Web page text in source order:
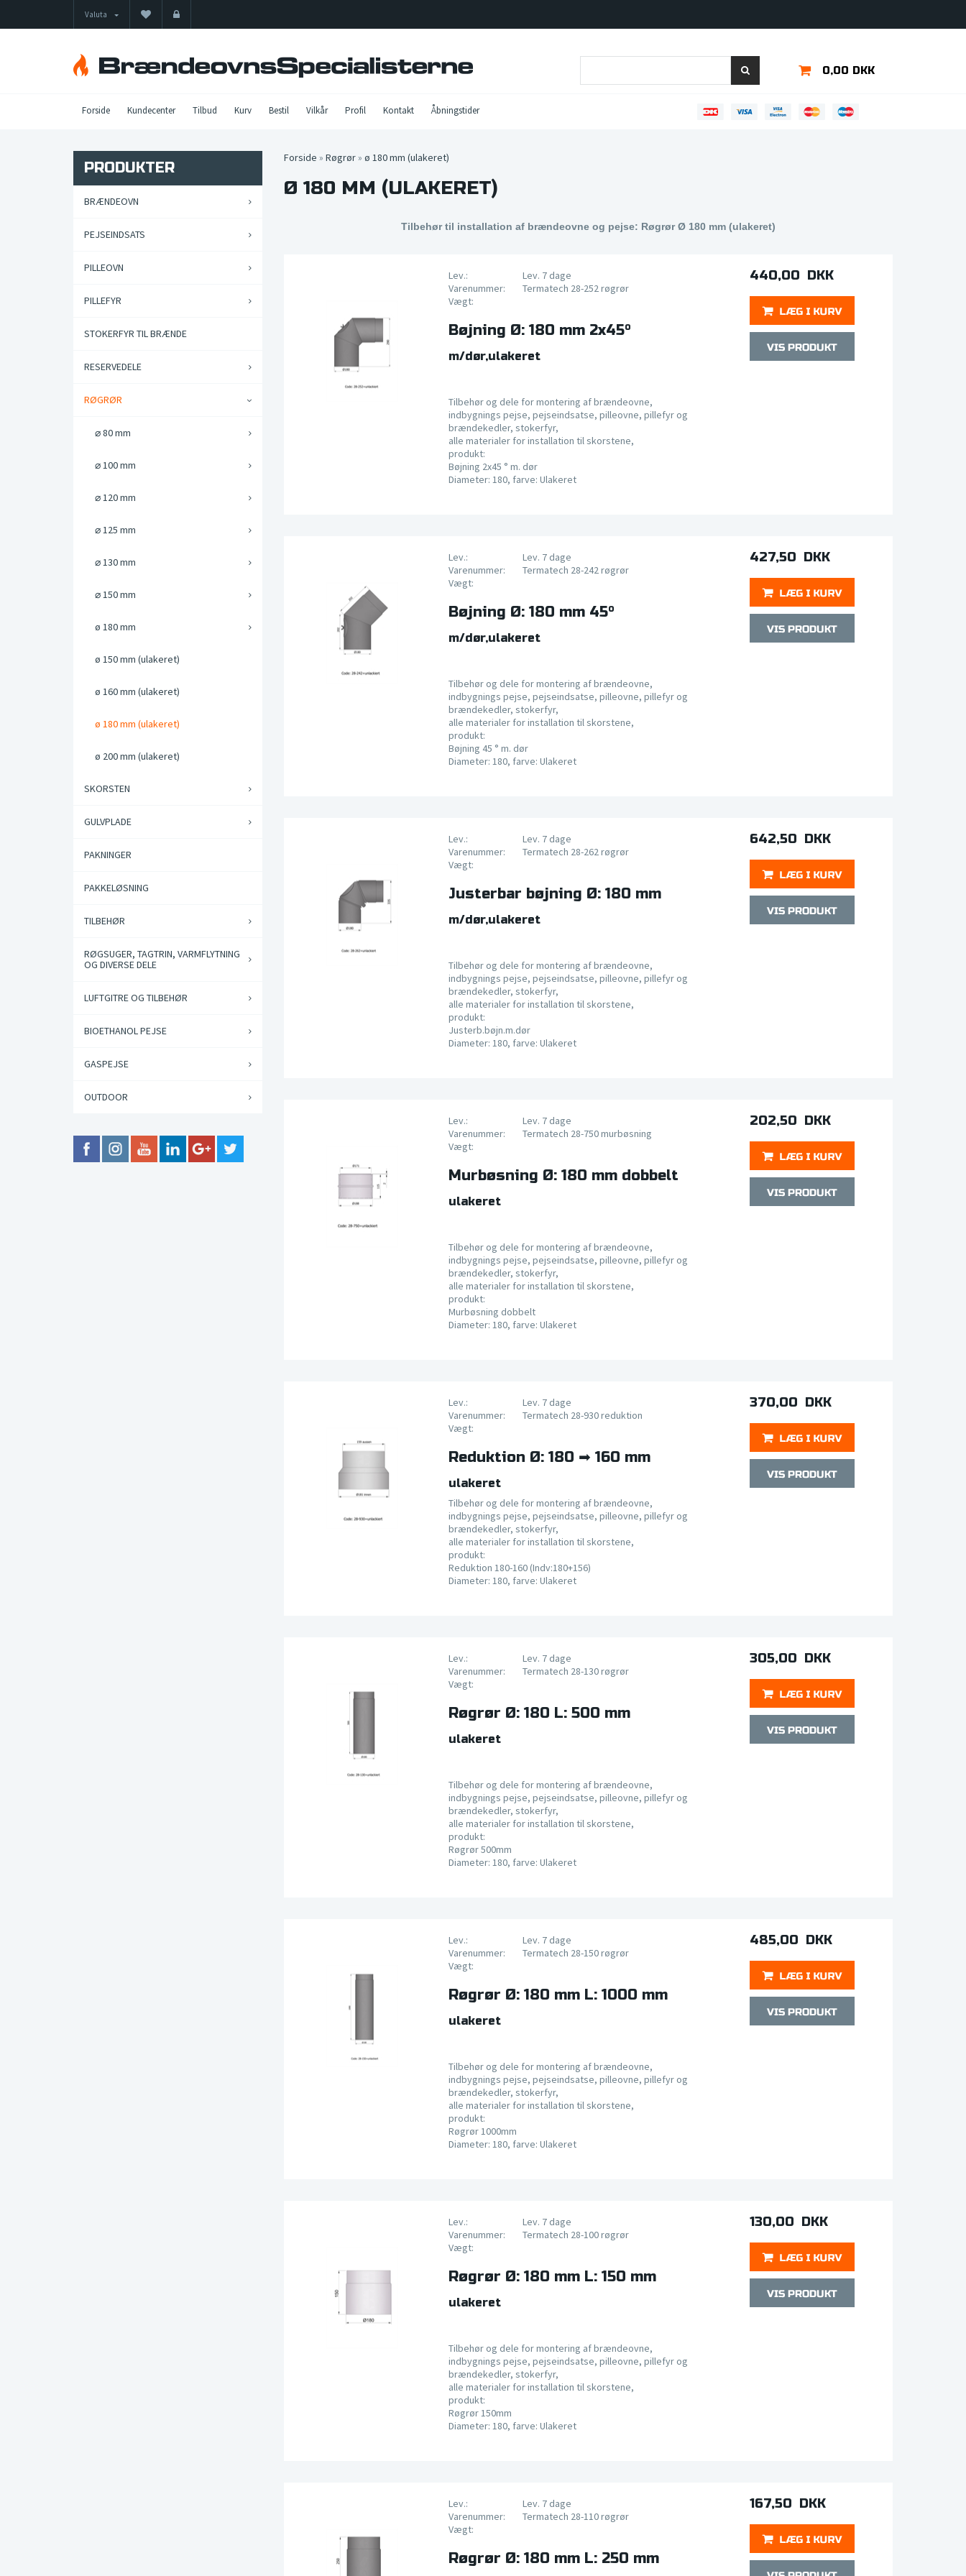
Valuta
0,00 DKK
Forside Kundecenter Tilbud Kurv Bestil Vilkår Profil Kontakt Åbningstider
Forside » Røgrør» ø 180 mm (ulakeret)
Ø 180 MM (ULAKERET)
Tilbehør til installation af brændeovne og pejse: Røgrør Ø 180 mm (ulakeret)
Lev.:
Lev. 7 dage
Varenummer:
Termatech 28-252 røgrør
Vægt:
Bøjning Ø: 180 mm 2x45°
m/dør,ulakeret
Tilbehør og dele for montering af brændeovne,
indbygnings pejse, pejseindsatse, pilleovne, pillefyr og
brændekedler, stokerfyr,
alle materialer for installation til skorstene,
produkt:
Bøjning 2x45 ° m. dør
Diameter: 180, farve: Ulakeret
440,00 DKK
Lev.:
Lev. 7 dage
Varenummer:
Termatech 28-242 røgrør
Vægt:
Bøjning Ø: 180 mm 45°
m/dør,ulakeret
Tilbehør og dele for montering af brændeovne,
indbygnings pejse, pejseindsatse, pilleovne, pillefyr og
brændekedler, stokerfyr,
alle materialer for installation til skorstene,
produkt:
Bøjning 45 ° m. dør
Diameter: 180, farve: Ulakeret
427,50 DKK
Lev.:
Lev. 7 dage
Varenummer:
Termatech 28-262 røgrør
Vægt:
Justerbar bøjning Ø: 180 mm
m/dør,ulakeret
Tilbehør og dele for montering af brændeovne,
indbygnings pejse, pejseindsatse, pilleovne, pillefyr og
brændekedler, stokerfyr,
alle materialer for installation til skorstene,
produkt:
Justerb.bøjn.m.dør
Diameter: 180, farve: Ulakeret
642,50 DKK
Lev.:
Lev. 7 dage
Varenummer:
Termatech 28-750 murbøsning
Vægt:
Murbøsning Ø: 180 mm dobbelt
ulakeret
Tilbehør og dele for montering af brændeovne,
indbygnings pejse, pejseindsatse, pilleovne, pillefyr og
brændekedler, stokerfyr,
alle materialer for installation til skorstene,
produkt:
Murbøsning dobbelt
Diameter: 180, farve: Ulakeret
202,50 DKK
Lev.:
Lev. 7 dage
Varenummer:
Termatech 28-930 reduktion
Vægt:
Reduktion Ø: 180 ➡ 160 mm
ulakeret
Tilbehør og dele for montering af brændeovne,
indbygnings pejse, pejseindsatse, pilleovne, pillefyr og
brændekedler, stokerfyr,
alle materialer for installation til skorstene,
produkt:
Reduktion 180-160 (Indv:180+156)
Diameter: 180, farve: Ulakeret
370,00 DKK
Lev.:
Lev. 7 dage
Varenummer:
Termatech 28-130 røgrør
Vægt:
Røgrør Ø: 180 L: 500 mm
ulakeret
Tilbehør og dele for montering af brændeovne,
indbygnings pejse, pejseindsatse, pilleovne, pillefyr og
brændekedler, stokerfyr,
alle materialer for installation til skorstene,
produkt:
Røgrør 500mm
Diameter: 180, farve: Ulakeret
305,00 DKK
Lev.:
Lev. 7 dage
Varenummer:
Termatech 28-150 røgrør
Vægt:
Røgrør Ø: 180 mm L: 1000 mm
ulakeret
Tilbehør og dele for montering af brændeovne,
indbygnings pejse, pejseindsatse, pilleovne, pillefyr og
brændekedler, stokerfyr,
alle materialer for installation til skorstene,
produkt:
Røgrør 1000mm
Diameter: 180, farve: Ulakeret
485,00 DKK
Lev.:
Lev. 7 dage
Varenummer:
Termatech 28-100 røgrør
Vægt:
Røgrør Ø: 180 mm L: 150 mm
ulakeret
Tilbehør og dele for montering af brændeovne,
indbygnings pejse, pejseindsatse, pilleovne, pillefyr og
brændekedler, stokerfyr,
alle materialer for installation til skorstene,
produkt:
Røgrør 150mm
Diameter: 180, farve: Ulakeret
130,00 DKK
Lev.:
Lev. 7 dage
Varenummer:
Termatech 28-110 røgrør
Vægt:
Røgrør Ø: 180 mm L: 250 mm
167,50 DKK
PRODUKTER
BRÆNDEOVN
PEJSEINDSATS
PILLEOVN
PILLEFYR
STOKERFYR TIL BRÆNDE
RESERVEDELE
RØGRØR
⌀ 80 mm
⌀ 100 mm
⌀ 120 mm
⌀ 125 mm
⌀ 130 mm
⌀ 150 mm
ø 180 mm
ø 150 mm (ulakeret)
ø 160 mm (ulakeret)
ø 180 mm (ulakeret)
ø 200 mm (ulakeret)
SKORSTEN
GULVPLADE
PAKNINGER
PAKKELØSNING
TILBEHØR
RØGSUGER, TAGTRIN, VARMFLYTNING
OG DIVERSE DELE
LUFTGITRE OG TILBEHØR
BIOETHANOL PEJSE
GASPEJSE
OUTDOOR